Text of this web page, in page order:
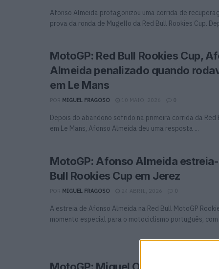
Afonso Almeida protagonizou uma corrida de
prova da ronda de Mugello da Red Bull Rookies Cup.
MotoGP: Red Bull Rookies Cup,
Almeida penalizado quando
em Le Mans
MIGUEL FRAGOSO 10 MAIO, 2026 0
Depois do abandono sofrido na primeira corrida da Red
em Le Mans, Afonso Almeida deu uma resposta ...
MotoGP: Afonso Almeida estreia-
Bull Rookies Cup em Jerez
MIGUEL FRAGOSO 24 ABRIL, 2026 0
A estreia de Afonso Almeida na Red Bull MotoGP
momento especial para o motociclismo português, com